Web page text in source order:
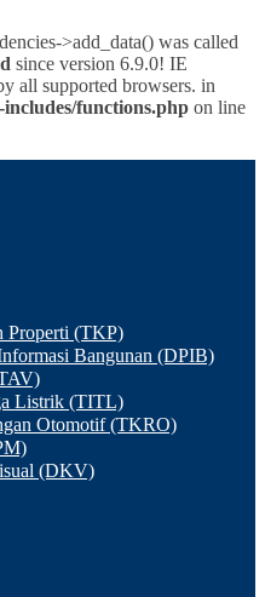
>add_data() was called
since version 6.9.0! IE
all supported browsers. in
functions.php on line
Properti (TKP)
Bangunan (DPIB)
Listrik (TITL)
Otomotif (TKRO)
(DKV)